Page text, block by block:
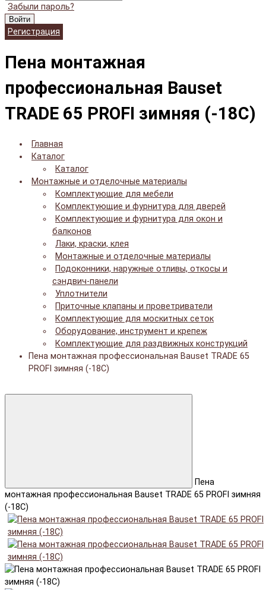
Забыли пароль?
Войти
Регистрация
Пена монтажная
профессиональная Bauset
TRADE 65 PROFI зимняя (-18C)
Главная
Каталог
Каталог
Монтажные и отделочные материалы
Комплектующие для мебели
Комплектующие и фурнитура для дверей
Комплектующие и фурнитура для окон и
балконов
Лаки, краски, клея
Монтажные и отделочные материалы
Подоконники, наружные отливы, откосы и
сэндвич-панели
Уплотнители
Приточные клапаны и проветриватели
Комплектующие для москитных сеток
Оборудование, инструмент и крепеж
Комплектующие для раздвижных конструкций
Пена монтажная профессиональная Bauset TRADE 65
PROFI зимняя (-18C)
Пена
монтажная профессиональная Bauset TRADE 65 PROFI зимняя
(-18C)